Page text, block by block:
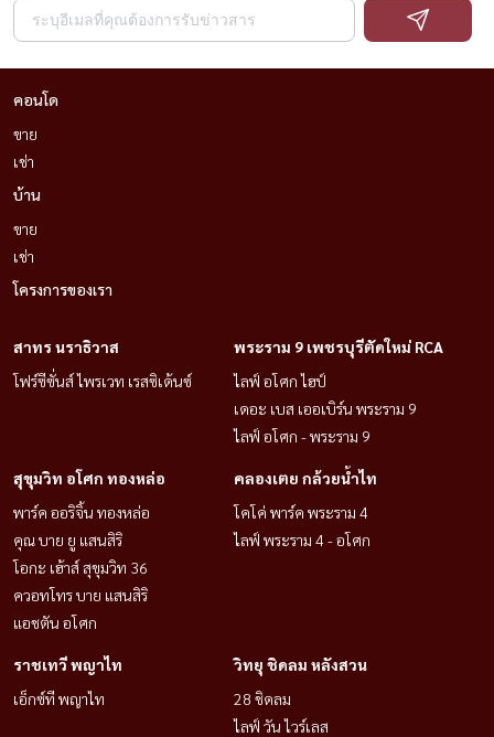
คอนโด
ขาย
เช่า
บ้าน
ขาย
เช่า
โครงการของเรา
สาทร นราธิวาส
โฟร์ซีซั่นส์ ไพรเวท เรสซิเด้นซ์
พระราม 9 เพชรบุรีตัดใหม่ RCA
ไลฟ์ อโศก ไฮป์
เดอะ เบส เออเบิร์น พระราม 9
ไลฟ์ อโศก - พระราม 9
สุขุมวิท อโศก ทองหล่อ
พาร์ค ออริจิ้น ทองหล่อ
คุณ บาย ยู แสนสิริ
โอกะ เฮ้าส์ สุขุมวิท 36
ควอทโทร บาย แสนสิริ
แอชตัน อโศก
คลองเตย กล้วยน้ำไท
โคโค่ พาร์ค พระราม 4
ไลฟ์ พระราม 4 - อโศก
ราชเทวี พญาไท
เอ็กซ์ที พญาไท
วิทยุ ชิดลม หลังสวน
28 ชิดลม
ไลฟ์ วัน ไวร์เลส